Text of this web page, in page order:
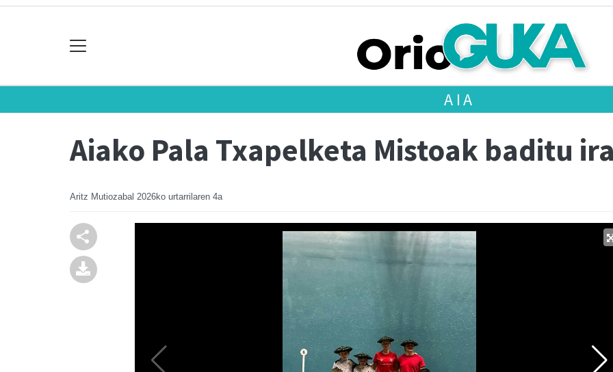
AIA
Aiako Pala Txapelketa Mistoak baditu
Aritz Mutiozabal 2026ko urtarrilaren 4a